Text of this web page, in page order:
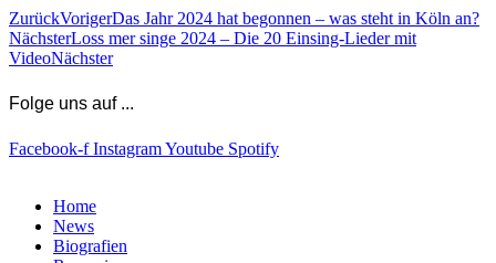
ZurückVorigerDas Jahr 2024 hat begonnen – was steht in Köln an?
NächsterLoss mer singe 2024 – Die 20 Einsing-Lieder mit
VideoNächster
Folge uns auf ...
Facebook-f InstagramYoutube Spotify
Home
News
Biografien